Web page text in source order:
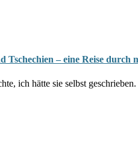
Tschechien – eine Reise durch
ich hätte sie selbst